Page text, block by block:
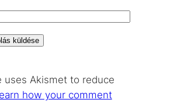
uses Akismet to reduce
how your comment